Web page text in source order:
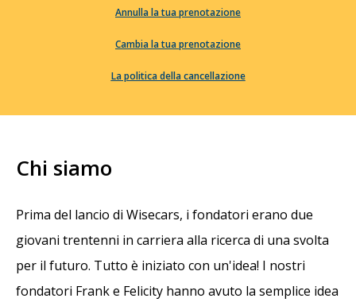
Annulla la tua prenotazione
Cambia la tua prenotazione
La politica della cancellazione
Chi siamo
Prima del lancio di Wisecars, i fondatori erano due
giovani trentenni in carriera alla ricerca di una svolta
per il futuro. Tutto è iniziato con un'idea! I nostri
fondatori Frank e Felicity hanno avuto la semplice idea